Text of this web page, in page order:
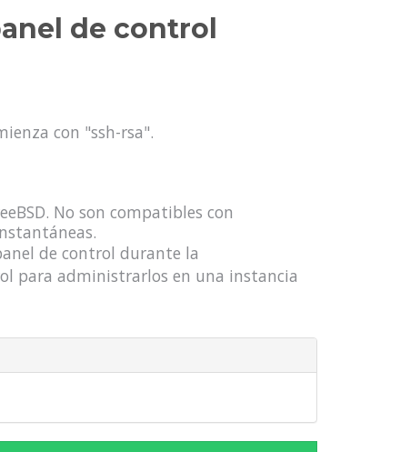
de control
con "ssh-rsa".
No son compatibles con
de control durante la
para administrarlos en una instancia